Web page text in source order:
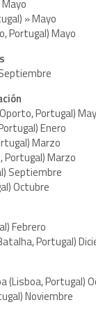
» Mayo
Portugal) Mayo
Portugal)
Enero
Marzo
Marzo
Septiembre
Octubre
Febrero
Portugal)
(Lisboa, Portugal)
Noviembre